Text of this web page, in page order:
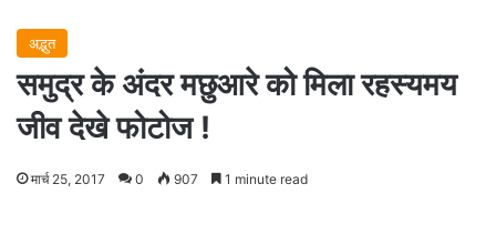
अद्भुत
समुद्र के अंदर मछुआरे को मिला रहस्यमय
जीव देखे फोटोज !
मार्च 25, 2017 0 907 1 minute read